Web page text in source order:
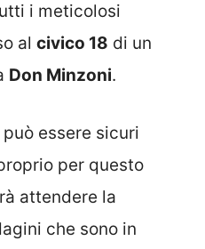
i meticolosi
al civico 18 di un
Don Minzoni.
essere sicuri
per questo
attendere la
che sono in